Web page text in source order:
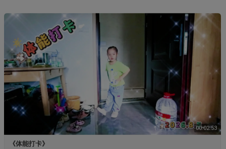
00:02:53
《体能打卡》